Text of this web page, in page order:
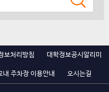
보처리방침 대학정보공시알리미
내 주차장 이용안내 오시는길